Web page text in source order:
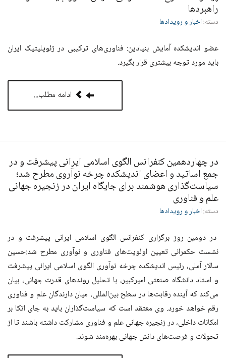
راهبردها
دسته:اخبار و رویدادها
عضو اندیشکده آمایش بنیادین: فناوری‌های ترکیبی در ژئوپلیتیک ایران
باید مورد توجه بیشتری قرار بگیرد.
ادامه مطلب...
در چهاردهمین کنفرانس الگوی اسلامی ایرانی پیشرفت و در
جمع اساتید و اعضای اندیشکده چرخه نوآروی مطرح شد؛
سیاست‌گذاری هوشمند برای جایگاه ایران در زنجیره جهانی
علم و فناوری
دسته:اخبار و رویدادها
در دومین روز برگزاری کنفرانس الگوی اسلامی ایرانی پیشرفت و در
نشست حکمرانی تعیین اولویت‌های فناوری و نوآوری مطرح شد:حسین
سالار آملی، رئیس اندیشکده چرخه نوآوری الگوی اسلامی ایرانی پیشرفت
و استاد دانشگاه صنعتی امیرکبیر، با تحلیل روندهای قدرت جهانی، بیان
می‌کند که آینده رقابت‌ها در سطح بین‌المللی، میان دارندگان علم و فناوری
رقم خواهد خورد. وی معتقد است که سیاست‌گذاران باید به جای اتکا بر
امکانات داخلی، در زنجیره جهانی علم و فناوری مشارکت داشته باشند تا از
تحولات و فرصت‌های دانش جهانی بهره‌مند شوند.